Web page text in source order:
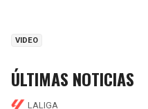
VIDEO
ÚLTIMAS NOTICIAS
LALIGA